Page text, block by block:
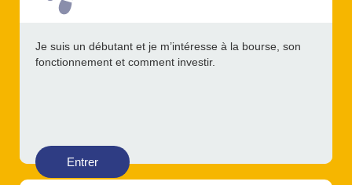
Je suis un débutant et je m’intéresse à la bourse, son
fonctionnement et comment investir.
Entrer